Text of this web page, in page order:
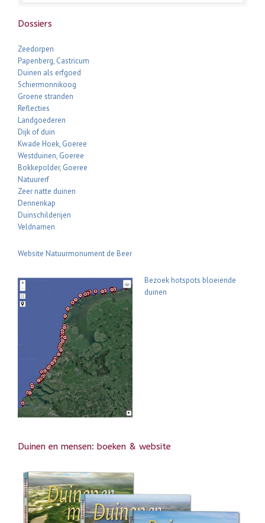
Dossiers
Zeedorpen
Papenberg, Castricum
Duinen als erfgoed
Schiermonnikoog
Groene stranden
Reflecties
Landgoederen
Dijk of duin
Kwade Hoek, Goeree
Westduinen, Goeree
Bokkepolder, Goeree
Natuurerf
Zeer natte duinen
Dennenkap
Duinschilderijen
Veldnamen
Website Natuurmonument de Beer
Bezoek hotspots bloeiende
duinen
Duinen en mensen: boeken & website